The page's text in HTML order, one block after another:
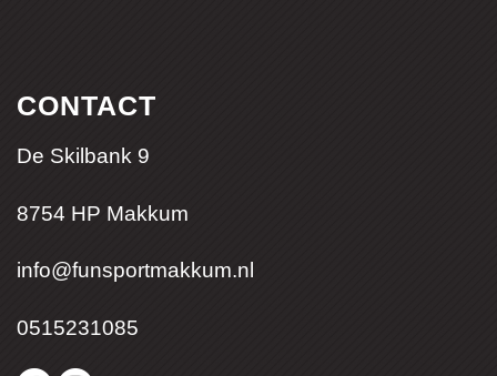
CONTACT
De Skilbank 9
8754 HP Makkum
info@funsportmakkum.nl
0515231085